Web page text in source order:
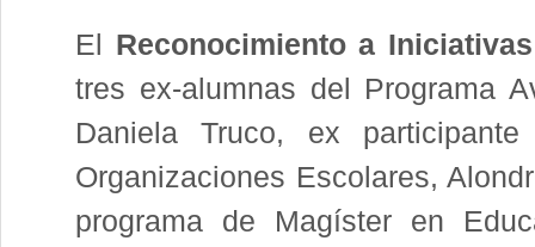
El Reconocimiento a
tres ex-alumnas del Programa
Daniela Truco, ex
Organizaciones Escolares,
programa de Magíster en